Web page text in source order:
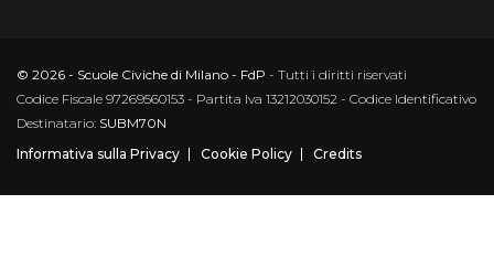
© 2026 - Scuole Civiche di Milano - FdP - Tutti i diritti riservati
Codice Fiscale 97269560153 - Partita Iva 13212030152 - Codice Identificativo
Destinatario: SUBM70N
Informativa sulla Privacy
Cookie Policy Credits